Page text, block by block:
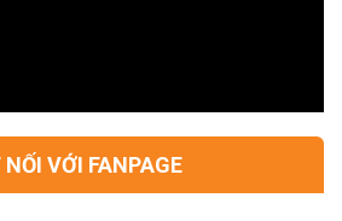
NỐI VỚI FANPAGE